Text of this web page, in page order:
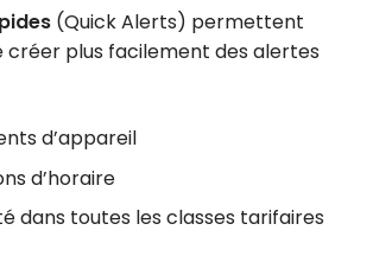
(Quick Alerts) permettent
créer plus facilement des alertes
d’appareil
d’horaire
dans toutes les classes tarifaires